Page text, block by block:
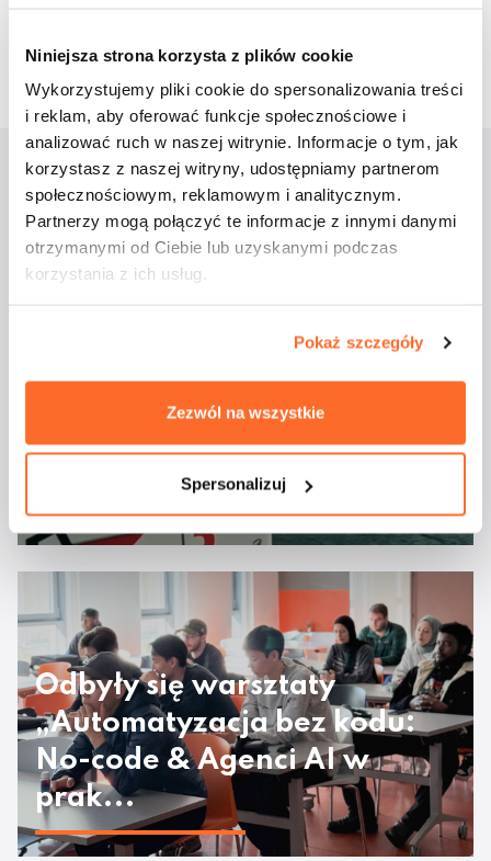
Niniejsza strona korzysta z plików cookie
Wykorzystujemy pliki cookie do spersonalizowania treści
i reklam, aby oferować funkcje społecznościowe i
analizować ruch w naszej witrynie. Informacje o tym, jak
korzystasz z naszej witryny, udostępniamy partnerom
społecznościowym, reklamowym i analitycznym.
Partnerzy mogą połączyć te informacje z innymi danymi
otrzymanymi od Ciebie lub uzyskanymi podczas
korzystania z ich usług.
Pokaż szczegóły
Zezwól na wszystkie
Spersonalizuj
Aktualności
Studenci ATA na
majówkowym rejsie
Odbyły się warsztaty
„Automatyzacja bez kodu:
No-code & Agenci AI w
prak...